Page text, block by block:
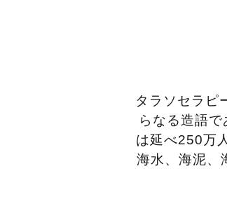
タラソセラピ
らなる造語
は延べ250万
海水、海泥、